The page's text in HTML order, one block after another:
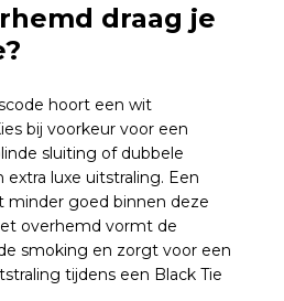
draag je
hoort een wit
bij voorkeur voor een
sluiting of dubbele
luxe uitstraling. Een
minder goed binnen deze
overhemd vormt de
smoking en zorgt voor een
tijdens een Black Tie